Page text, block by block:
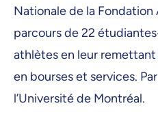
Nationale de la Fondation
parcours de 22
athlètes en leur
en bourses et services.
l’Université de Montréal.